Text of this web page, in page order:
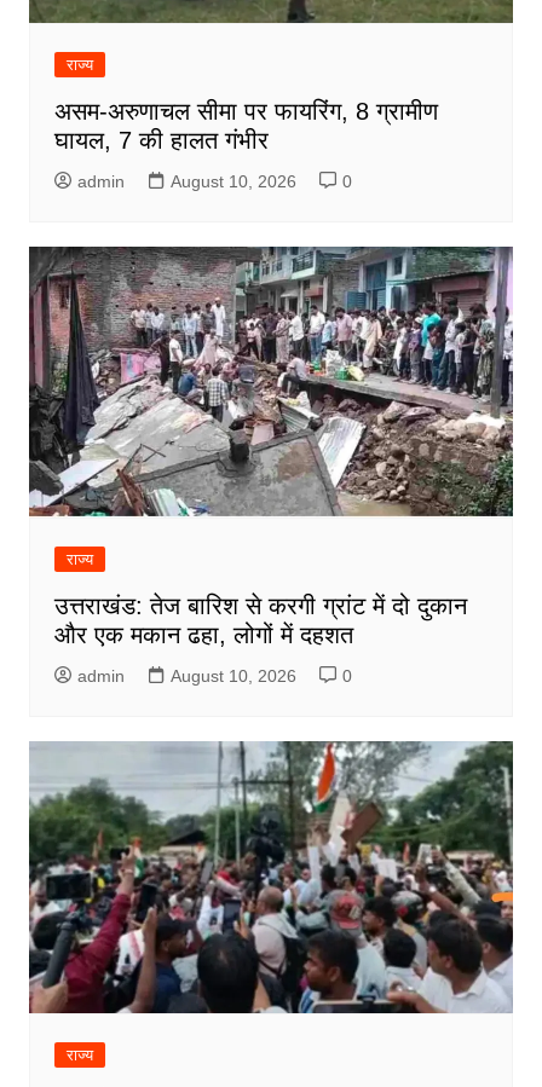
राज्य
असम-अरुणाचल सीमा पर फायरिंग, 8 ग्रामीण
घायल, 7 की हालत गंभीर
admin August 10, 2026 0
राज्य
उत्तराखंड: तेज बारिश से करगी ग्रांट में दो दुकान
और एक मकान ढहा, लोगों में दहशत
admin August 10, 2026 0
राज्य